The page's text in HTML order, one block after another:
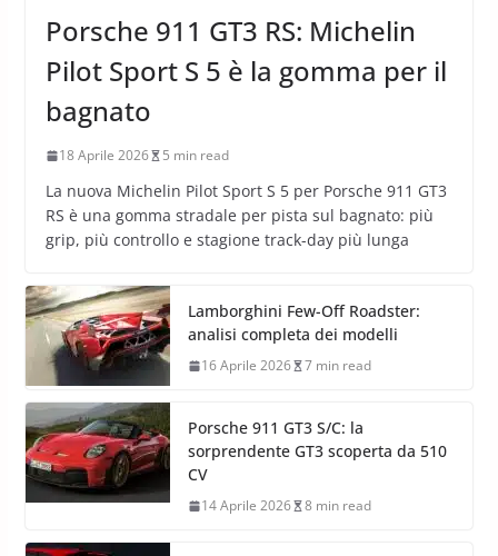
Porsche 911 GT3 RS: Michelin
Pilot Sport S 5 è la gomma per il
bagnato
18 Aprile 2026 5 min read
La nuova Michelin Pilot Sport S 5 per Porsche 911 GT3
RS è una gomma stradale per pista sul bagnato: più
grip, più controllo e stagione track-day più lunga
Lamborghini Few-Off Roadster:
analisi completa dei modelli
16 Aprile 2026 7 min read
Porsche 911 GT3 S/C: la
sorprendente GT3 scoperta da 510
CV
14 Aprile 2026 8 min read